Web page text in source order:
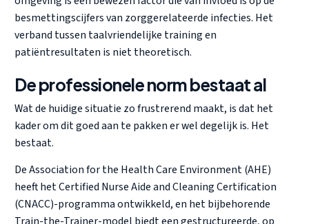
besmettingscijfers van zorggerelateerde infecties. Het
verband tussen taalvriendelijke training en
patiëntresultaten is niet theoretisch.
De professionele norm bestaat al
Wat de huidige situatie zo frustrerend maakt, is dat het
kader om dit goed aan te pakken er wel degelijk is. Het
bestaat.
De Association for the Health Care Environment (AHE)
heeft het Certified Nurse Aide and Cleaning Certification
(CNACC)-programma ontwikkeld, en het bijbehorende